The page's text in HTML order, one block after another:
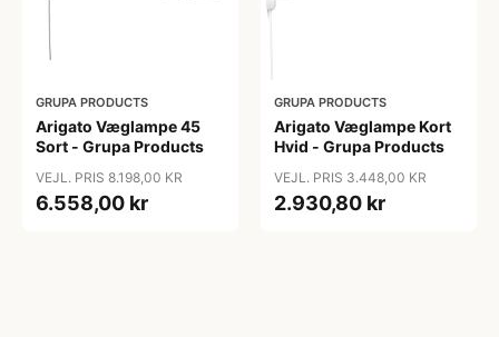
GRUPA PRODUCTS
Arigato Væglampe 45
Sort - Grupa Products
VEJL. PRIS 8.198,00 KR
6.558,00 kr
GRUPA PRODUCTS
Arigato Væglampe Kort
Hvid - Grupa Products
VEJL. PRIS 3.448,00 KR
2.930,80 kr